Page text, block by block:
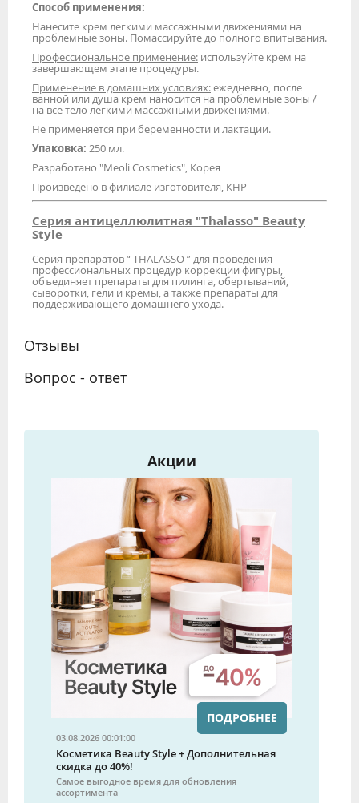
Способ применения:
Нанесите крем легкими массажными движениями на
проблемные зоны. Помассируйте до полного впитывания.
Профессиональное применение: используйте крем на
завершающем этапе процедуры.
Применение в домашних условиях:ежедневно, после
ванной или душа крем наносится на проблемные зоны /
на все тело легкими массажными движениями.
Не применяется при беременности и лактации.
Упаковка: 250 мл.
Разработано "Meoli Cosmetics", Корея
Произведено в филиале изготовителя, КНР
Серия антицеллюлитная "Thalasso" Beauty
Style
Серия препаратов “ THALASSO ” для проведения
профессиональных процедур коррекции фигуры,
объединяет препараты для пилинга, обертываний,
сыворотки, гели и кремы, а также препараты для
поддерживающего домашнего ухода.
Отзывы
Вопрос - ответ
Акции
03.08.2026 00:01:00
Косметика Beauty Style + Дополнительная
скидка до 40%!
Самое выгодное время для обновления
ассортимента
ПОДРОБНЕЕ